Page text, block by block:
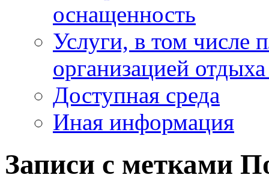
оснащенность
Услуги, в том числе
организацией
Доступная среда
Иная информация
Записи с метками